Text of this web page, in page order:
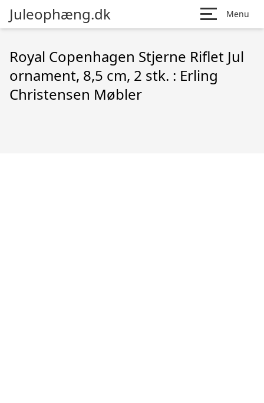
Juleophæng.dk Menu
Royal Copenhagen Stjerne Riflet Jul
ornament, 8,5 cm, 2 stk. : Erling
Christensen Møbler